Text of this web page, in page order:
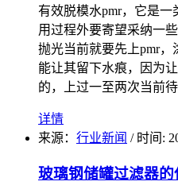
有效脱模水pmr，它是一
用过程外要寄望采纳一
抛光当前就要先上pmr
能让其留下水痕，因为
的，上过一至两次当前
详情
来源： 行业新闻 / 时间:
玻璃钢储罐过滤器